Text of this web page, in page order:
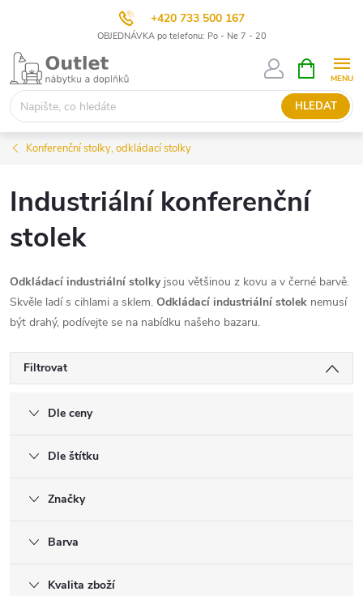
+420 733 500 167
OBJEDNÁVKA po telefonu: Po - Ne 7 - 20
Přejít
obsah
HLEDAT
NÁKUPNÍ
KOŠÍK
Konferenční stolky, odkládací stolky
Industriální konferenční
stolek
Odkládací industriální stolkyjsou většinou z kovu a v černé barvě.
Skvěle ladí s cihlami a sklem. Odkládací industriální stolek nemusí
být drahý, podívejte se na nabídku našeho bazaru.
Filtrovat
Dle ceny
Dle štítku
Značky
Barva
Kvalita zboží